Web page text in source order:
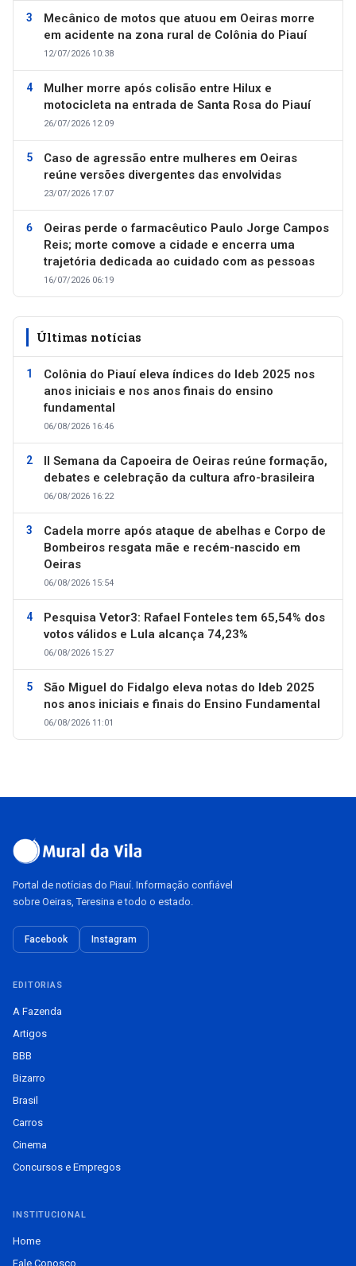
Mecânico de motos que atuou em Oeiras morre
em acidente na zona rural de Colônia do Piauí
12/07/2026 10:38
Mulher morre após colisão entre Hilux e
motocicleta na entrada de Santa Rosa do Piauí
26/07/2026 12:09
Caso de agressão entre mulheres em Oeiras
reúne versões divergentes das envolvidas
23/07/2026 17:07
Oeiras perde o farmacêutico Paulo Jorge Campos
Reis; morte comove a cidade e encerra uma
trajetória dedicada ao cuidado com as pessoas
16/07/2026 06:19
Últimas notícias
Colônia do Piauí eleva índices do Ideb 2025 nos
anos iniciais e nos anos finais do ensino
fundamental
06/08/2026 16:46
II Semana da Capoeira de Oeiras reúne formação,
debates e celebração da cultura afro-brasileira
06/08/2026 16:22
Cadela morre após ataque de abelhas e Corpo de
Bombeiros resgata mãe e recém-nascido em
Oeiras
06/08/2026 15:54
Pesquisa Vetor3: Rafael Fonteles tem 65,54% dos
votos válidos e Lula alcança 74,23%
06/08/2026 15:27
São Miguel do Fidalgo eleva notas do Ideb 2025
nos anos iniciais e finais do Ensino Fundamental
06/08/2026 11:01
Portal de notícias do Piauí. Informação confiável
sobre Oeiras, Teresina e todo o estado.
Facebook Instagram
EDITORIAS
A Fazenda
Artigos
BBB
Bizarro
Brasil
Carros
Cinema
Concursos e Empregos
INSTITUCIONAL
Home
Fale Conosco